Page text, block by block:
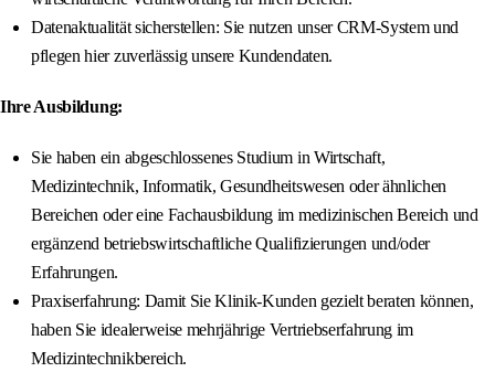
Datenaktualität sicherstellen: Sie nutzen unser CRM-System und
pflegen hier zuverlässig unsere Kundendaten.
Ihre Ausbildung:
Sie haben ein abgeschlossenes Studium in Wirtschaft,
Medizintechnik, Informatik, Gesundheitswesen oder ähnlichen
Bereichen oder eine Fachausbildung im medizinischen Bereich und
ergänzend betriebswirtschaftliche Qualifizierungen und/oder
Erfahrungen.
Praxiserfahrung: Damit Sie Klinik-Kunden gezielt beraten können,
haben Sie idealerweise mehrjährige Vertriebserfahrung im
Medizintechnikbereich.